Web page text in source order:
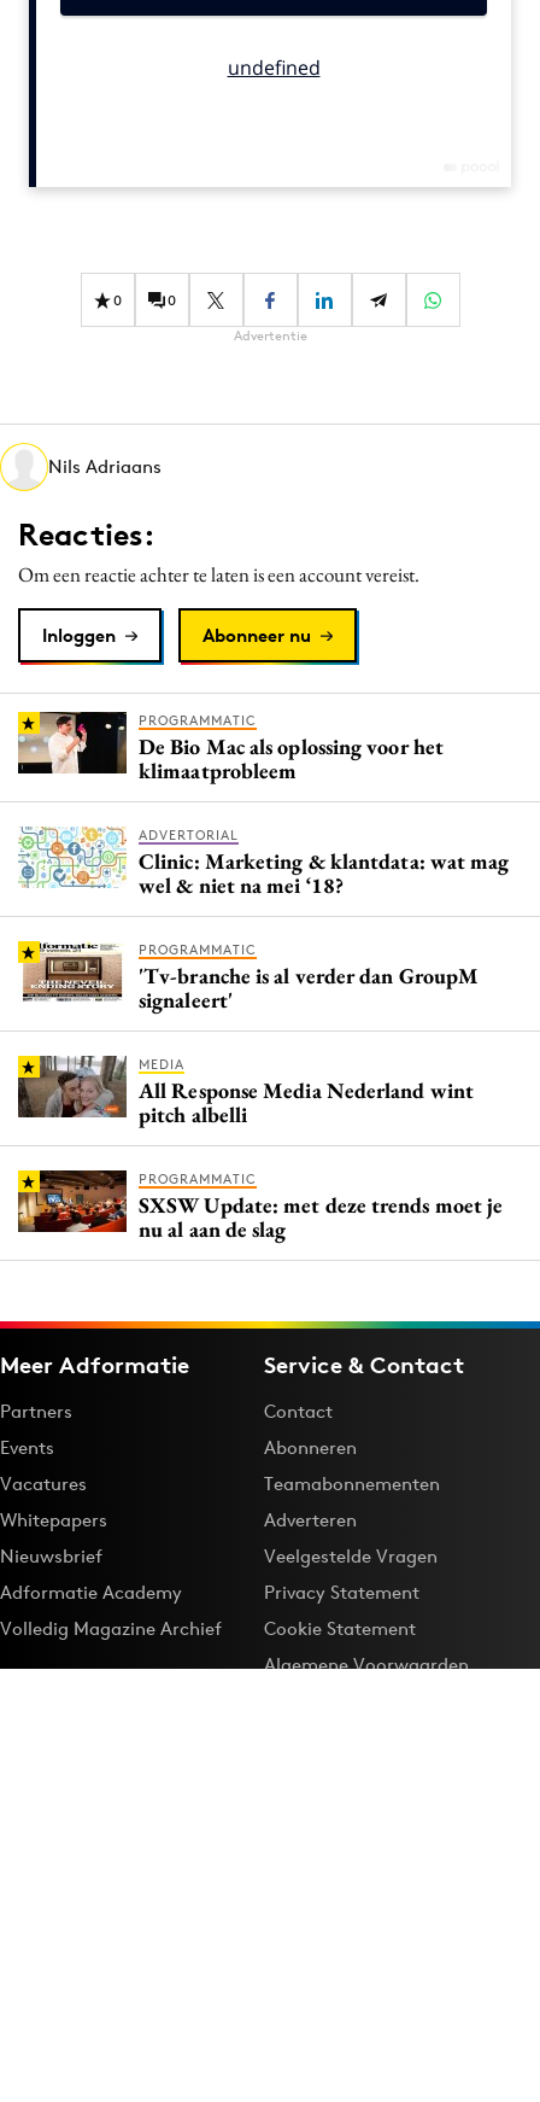
Effectiviteit
Martech
Merkstrategie
PR
Programmatic
Purpose Marketing
Reputatie & crisis
0 0
Advertentie
Nils Adriaans
Reacties:
Om een reactie achter te laten is een account vereist.
Inloggen Abonneer nu
PROGRAMMATIC
De Bio Mac als oplossing voor het
klimaatprobleem
ADVERTORIAL
Clinic: Marketing & klantdata: wat mag
wel & niet na mei ‘18?
PROGRAMMATIC
'Tv-branche is al verder dan GroupM
signaleert'
MEDIA
All Response Media Nederland wint
pitch albelli
PROGRAMMATIC
SXSW Update: met deze trends moet je
nu al aan de slag
Meer Adformatie
Partners
Events
Vacatures
Whitepapers
Nieuwsbrief
Adformatie Academy
Volledig Magazine Archief
Service & Contact
Contact
Abonneren
Teamabonnementen
Adverteren
Veelgestelde Vragen
Privacy Statement
Cookie Statement
Algemene Voorwaarden